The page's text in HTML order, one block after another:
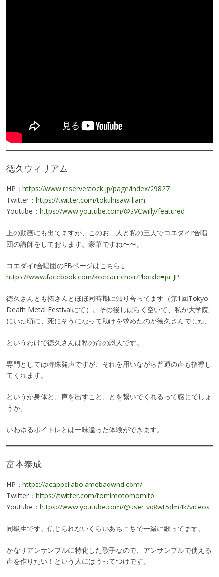
徳久ウィリアム
HP： https://www.reservestock.jp/page/index/29827
Twitter： https://twitter.com/tokuhisawilliam
Youtube： https://www.youtube.com/@SVCwilly/featured
上の動画にも出てますが、このお二人と私の三人でコエダイr合唱
団の講師をしております。豪華ですね〜〜。
コエダイr合唱団のFBページはこちら↓
https://www.facebook.com/koedai.r.choir/?locale=ja_JP
徳久さんとも拓さんとほぼ同時期に知り合ってます（第1回Tokyo
Death Metal Festivalにて）。その後しばらく空いて、私が大学院
にいた頃に、死にそうになって助けを求めたのが徳久さんでした。
というわけで徳久さんは私の命の恩人です。
専門としては特殊発声ですが、それを用いながら普通の声も指導し
てくれます。
というか身体と、声を出すこと、とを繋いでくれるって感じでしょ
うか。
いわゆるボイトレとは一味違った体験ができます。
富本泰成
HP： https://acappellabo.amebaownd.com/
Twitter： https://twitter.com/tomimotomomito
Youtube： https://www.youtube.com/@user-vq8wt5dm4k/videos
同級生です。信じられないくらいあちこちで一緒に歌ってます。
かなりアンサンブルに特化した歌手なので、アンサンブルで使える
声を作りたい！という人にはうってつけです。